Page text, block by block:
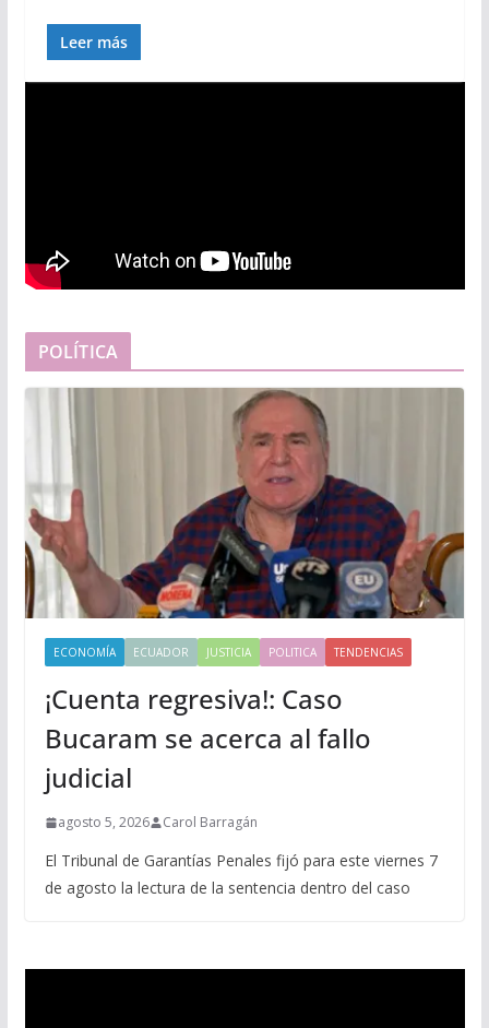
Leer más
POLÍTICA
ECONOMÍA ECUADOR JUSTICIA POLITICA TENDENCIAS
¡Cuenta regresiva!: Caso
Bucaram se acerca al fallo
judicial
agosto 5, 2026 Carol Barragán
El Tribunal de Garantías Penales fijó para este viernes 7
de agosto la lectura de la sentencia dentro del caso